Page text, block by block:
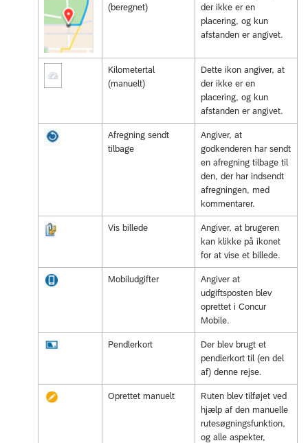
(beregnet)
der ikke er en
placering, og kun
afstanden er angivet.
Kilometertal
(manuelt)
Dette ikon angiver, at
der ikke er en
placering, og kun
afstanden er angivet.
Afregning sendt
tilbage
Angiver, at
godkenderen har sendt
en afregning tilbage til
den, der har indsendt
afregningen, med
kommentarer.
Vis billede
Angiver, at brugeren
kan klikke på ikonet
for at vise et billede.
Mobiludgifter
Angiver at
udgiftsposten blev
oprettet i Concur
Mobile.
Pendlerkort
Der blev brugt et
pendlerkort til (en del
af) denne rejse.
Oprettet manuelt
Ruten blev tilføjet ved
hjælp af den manuelle
rutesøgningsfunktion,
og alle aspekter,